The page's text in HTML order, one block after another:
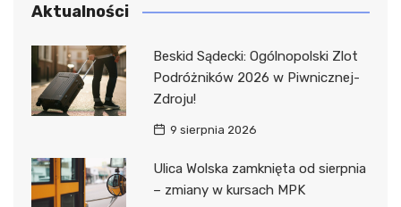
Aktualności
Beskid Sądecki: Ogólnopolski Zlot
Podróżników 2026 w Piwnicznej-
Zdroju!
9 sierpnia 2026
Ulica Wolska zamknięta od sierpnia
– zmiany w kursach MPK